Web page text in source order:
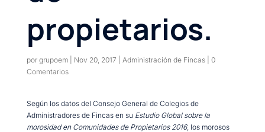
propietarios.
por grupoem| Nov 20, 2017 Administración de Fincas| 0
Comentarios
Según los datos del Consejo General de Colegios de
Administradores de Fincas en su Estudio Global sobre la
morosidad en Comunidades de Propietarios 2016, los morosos